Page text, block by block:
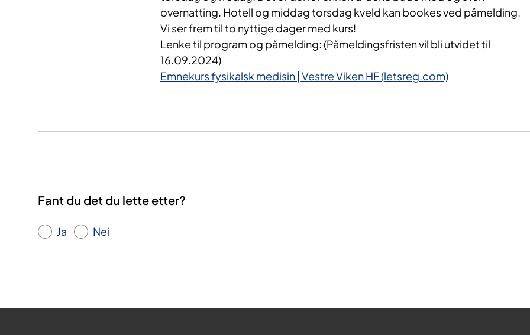
overnatting. Hotell og middag torsdag kveld kan bookes ved påmelding.
Vi ser frem til to nyttige dager med kurs!
Lenke til program og påmelding: (Påmeldingsfristen vil bli utvidet til
16.09.2024)
Emnekurs fysikalsk medisin | Vestre Viken HF (letsreg.com)
Fant du det du lette etter?
Ja Nei